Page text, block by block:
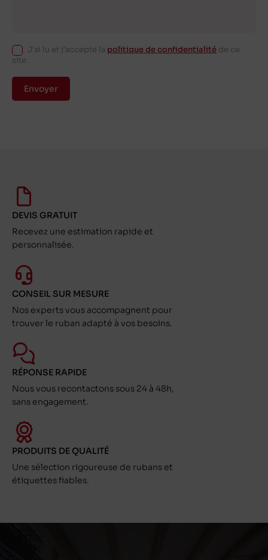
J'ai lu et j'accepte la politique de confidentialité de ce
site.
Envoyer
DEVIS GRATUIT
Recevez une estimation rapide et
personnalisée.
CONSEIL SUR MESURE
Nos experts vous accompagnent pour
trouver le ruban adapté à vos besoins.
RÉPONSE RAPIDE
Nous vous recontactons sous 24 à 48h,
sans engagement.
PRODUITS DE QUALITÉ
Une sélection rigoureuse de rubans et
étiquettes fiables.